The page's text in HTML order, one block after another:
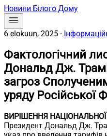
Новини Білого Дому
6 elokuun, 2025 ·
Фактологічний
Дональд Дж.
загроз
уряду Російської
ВИРІШЕННЯ НАЦІОНАЛЬНОЇ
Президент Дональд Дж.